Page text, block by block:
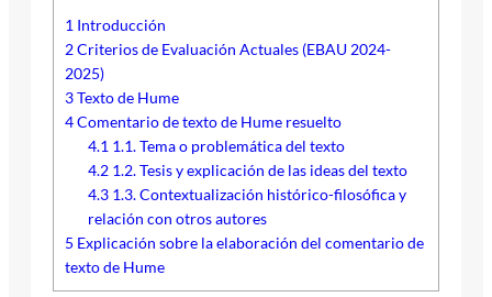
1 Introducción
2Criterios de Evaluación Actuales (EBAU 2024-
2025)
3Texto de Hume
4Comentario de texto de Hume resuelto
4.1 1.1. Tema o problemática del texto
4.21.2. Tesis y explicación de las ideas del texto
4.31.3. Contextualización histórico-filosófica y
relación con otros autores
5 Explicación sobre la elaboración del comentario de
texto de Hume